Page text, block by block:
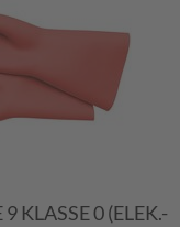
KLASSE 0 (ELEK.-